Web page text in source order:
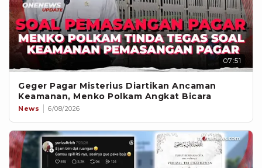
07:51
Geger Pagar Misterius Diartikan Ancaman
Keamanan, Menko Polkam Angkat Bicara
News 6/08/2026